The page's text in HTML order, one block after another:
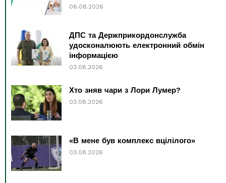
06.08.2026
ДПС та Держприкордонслужба
удосконалюють електронний обмін
інформацією
03.08.2026
Хто зняв чари з Лори Лумер?
03.08.2026
«В мене був комплекс вцілілого»
03.08.2026